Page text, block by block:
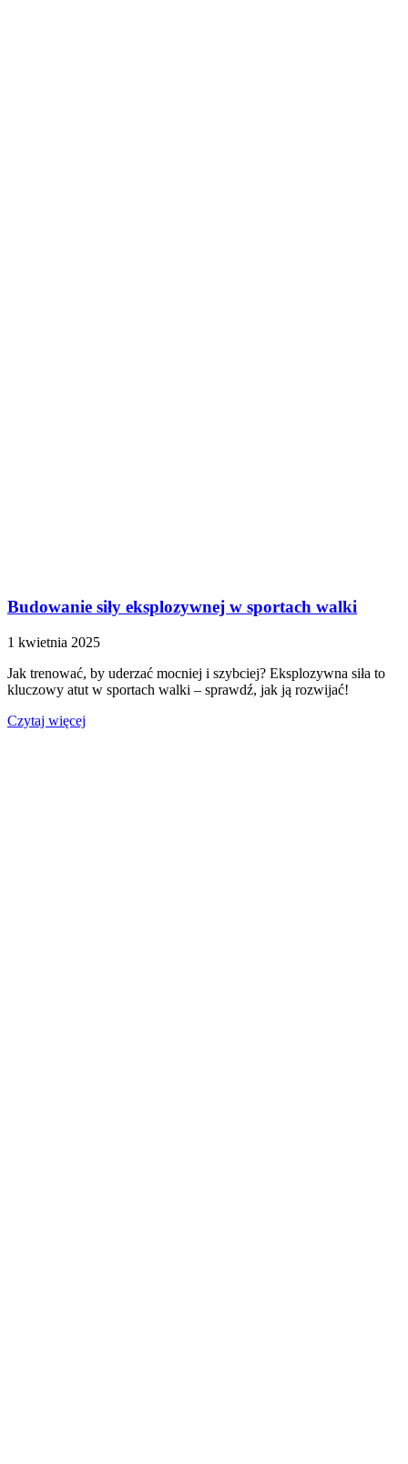
Budowanie siły eksplozywnej w sportach walki
1 kwietnia 2025
Jak trenować, by uderzać mocniej i szybciej? Eksplozywna siła to
kluczowy atut w sportach walki – sprawdź, jak ją rozwijać!
Czytaj więcej